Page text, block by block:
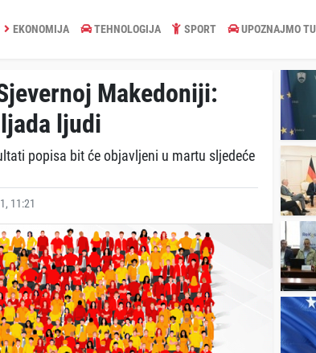
EKONOMIJA TEHNOLOGIJA SPORT UPOZNAJMO
Makedoniji:
ljudi
popisa bit će objavljeni u martu sljedeće
11:21